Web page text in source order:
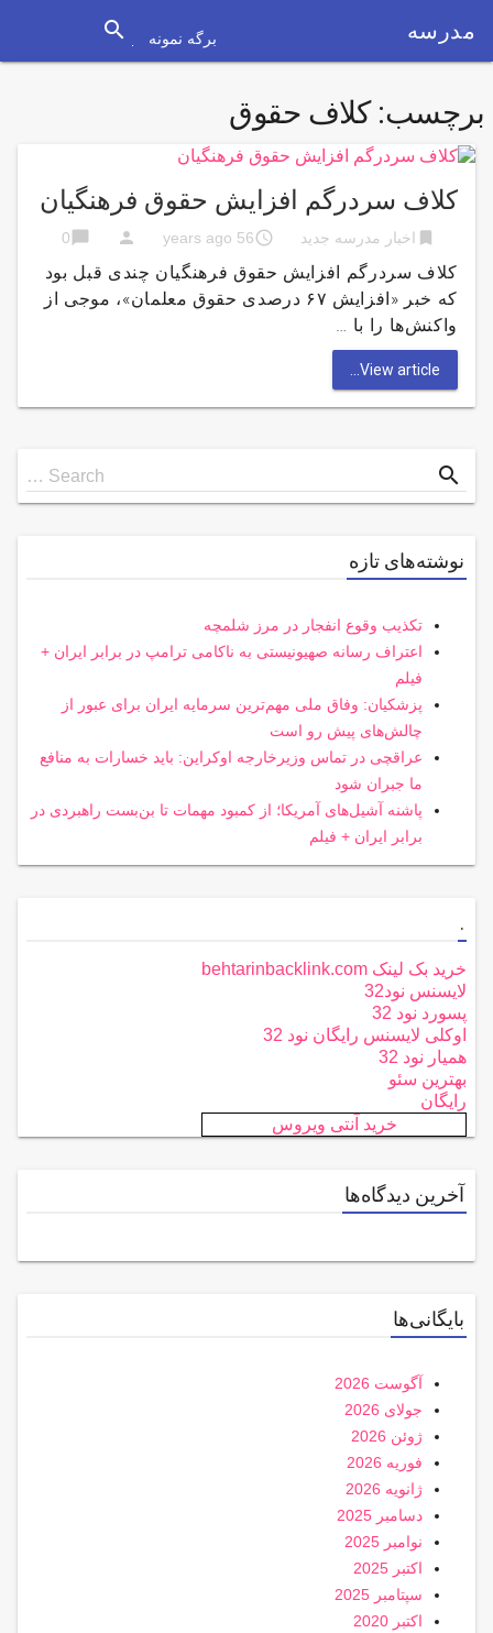
مدرسه برگه نمونه search
برچسب:کلاف حقوق
کلاف سردرگم افزایش حقوق فرهنگیان
bookmark اخبار مدرسه جدید access_time
56 years ago
person
chat_bubble
0
کلاف سردرگم افزایش حقوق فرهنگیان چندی قبل بود
که خبر «افزایش ۶۷ درصدی حقوق معلمان»، موجی از
واکنش‌ها را با …
View article...
Search
for
Search … search
نوشته‌های تازه
تکذیب وقوع انفجار در مرز شلمچه
اعتراف رسانه صهیونیستی به ناکامی ترامپ در برابر ایران +
فیلم
پزشکیان: وفاق ملی مهم‌ترین سرمایه ایران برای عبور از
چالش‌های پیش رو است
عراقچی در تماس وزیرخارجه اوکراین: باید خسارات به منافع
ما جبران شود
پاشنه آشیل‌های آمریکا؛ از کمبود مهمات تا بن‌بست راهبردی در
برابر ایران + فیلم
.
خرید بک لینک behtarinbacklink.com
لایسنس نود32
پسورد نود 32
اوکلی لایسنس رایگان نود 32
همیار نود 32
بهترین سئو
رایگان
خرید آنتی ویروس
آخرین دیدگاه‌ها
بایگانی‌ها
آگوست 2026
جولای 2026
ژوئن 2026
فوریه 2026
ژانویه 2026
دسامبر 2025
نوامبر 2025
اکتبر 2025
سپتامبر 2025
اکتبر 2020